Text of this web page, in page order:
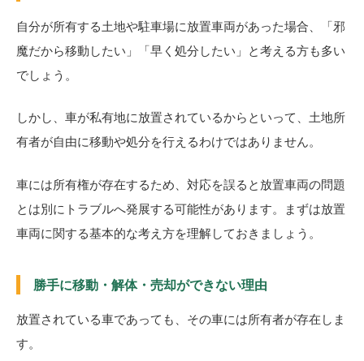
自分が所有する土地や駐車場に放置車両があった場合、「邪
魔だから移動したい」「早く処分したい」と考える方も多い
でしょう。
しかし、車が私有地に放置されているからといって、土地所
有者が自由に移動や処分を行えるわけではありません。
車には所有権が存在するため、対応を誤ると放置車両の問題
とは別にトラブルへ発展する可能性があります。まずは放置
車両に関する基本的な考え方を理解しておきましょう。
勝手に移動・解体・売却ができない理由
放置されている車であっても、その車には所有者が存在しま
す。